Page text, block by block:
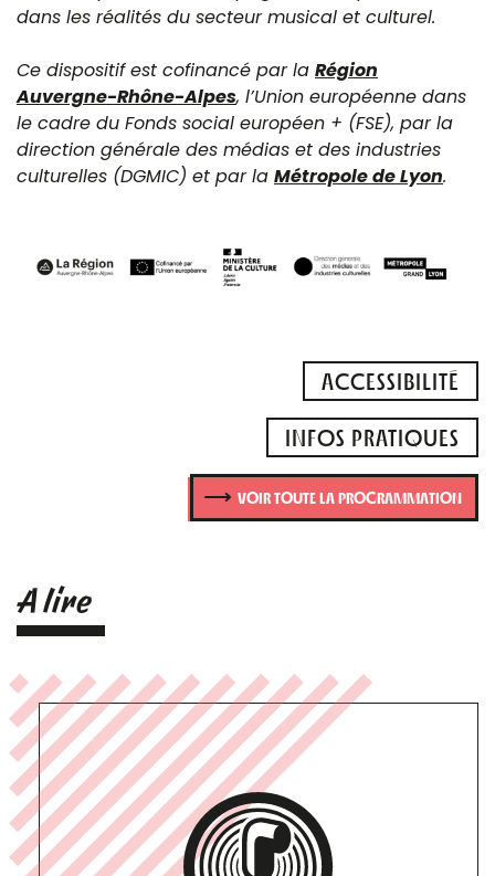
dans les réalités du secteur musical et culturel.
Ce dispositif est cofinancé par la Région
Auvergne-Rhône-Alpes, l’Union européenne dans
le cadre du Fonds social européen + (FSE), par la
direction générale des médias et des industries
culturelles (DGMIC) et par la Métropole de Lyon.
ACCESSIBILITÉ
INFOS PRATIQUES
VOIR TOUTE LA PROGRAMMATION
A lire